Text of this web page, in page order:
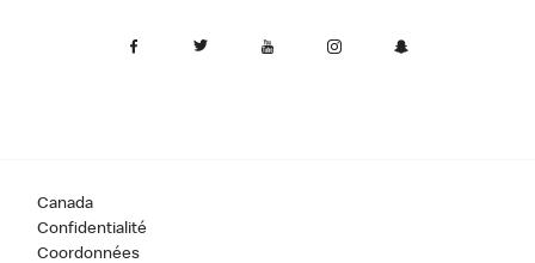
Canada
Confidentialité
Coordonnées